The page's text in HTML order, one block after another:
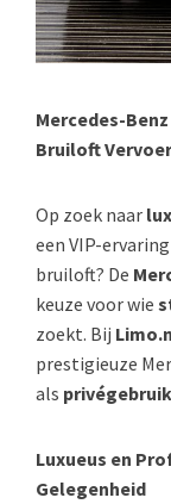
Mercedes-
Bruiloft
Op zoek naar
een VIP-
bruiloft? De
keuze voor wie
zoekt. Bij
prestigieuze
als privégebruik
Luxueus en
Gelegenheid